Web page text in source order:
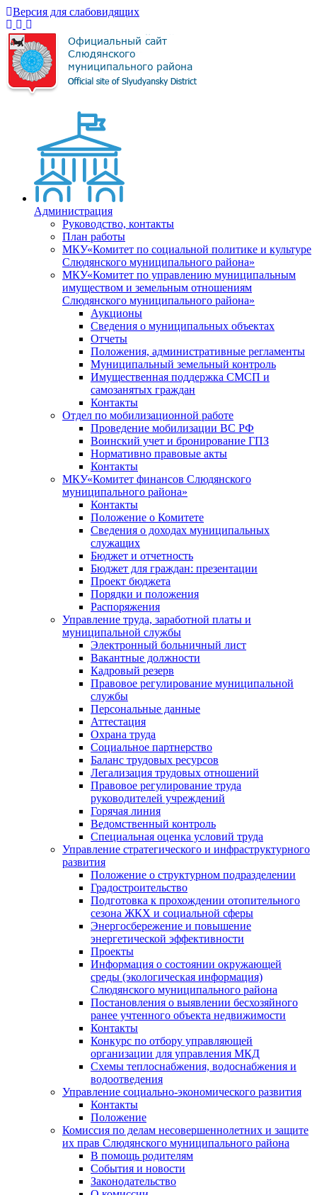
Версия для слабовидящих
Администрация
Руководство, контакты
План работы
МКУ«Комитет по социальной политике и культуре
Слюдянского муниципального района»
МКУ«Комитет по управлению муниципальным
имуществом и земельным отношениям
Слюдянского муниципального района»
Аукционы
Сведения о муниципальных объектах
Отчеты
Положения, административные регламенты
Муниципальный земельный контроль
Имущественная поддержка СМСП и
самозанятых граждан
Контакты
Отдел по мобилизационной работе
Проведение мобилизации ВС РФ
Воинский учет и бронирование ГПЗ
Нормативно правовые акты
Контакты
МКУ«Комитет финансов Слюдянского
муниципального района»
Контакты
Положение о Комитете
Сведения о доходах муниципальных
служащих
Бюджет и отчетность
Бюджет для граждан: презентации
Проект бюджета
Порядки и положения
Распоряжения
Управление труда, заработной платы и
муниципальной службы
Электронный больничный лист
Вакантные должности
Кадровый резерв
Правовое регулирование муниципальной
службы
Персональные данные
Аттестация
Охрана труда
Социальное партнерство
Баланс трудовых ресурсов
Легализация трудовых отношений
Правовое регулирование труда
руководителей учреждений
Горячая линия
Ведомственный контроль
Специальная оценка условий труда
Управление стратегического и инфраструктурного
развития
Положение о структурном подразделении
Градостроительство
Подготовка к прохождении отопительного
сезона ЖКХ и социальной сферы
Энергосбережение и повышение
энергетической эффективности
Проекты
Информация о состоянии окружающей
среды (экологическая информация)
Слюдянского муниципального района
Постановления о выявлении бесхозяйного
ранее учтенного объекта недвижимости
Контакты
Конкурс по отбору управляющей
организации для управления МКД
Схемы теплоснабжения, водоснабжения и
водоотведения
Управление социально-экономического развития
Контакты
Положение
Комиссия по делам несовершеннолетних и защите
их прав Слюдянского муниципального района
В помощь родителям
События и новости
Законодательство